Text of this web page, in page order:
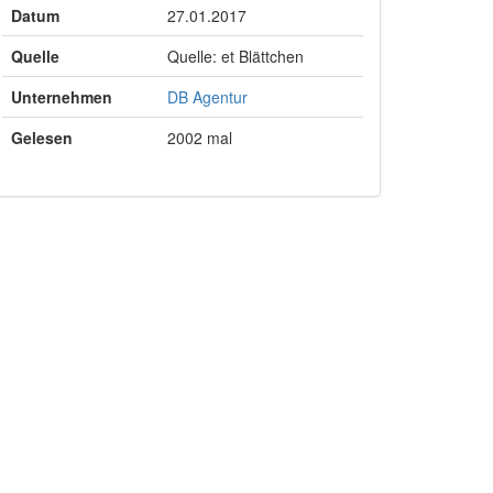
Datum
27.01.2017
Quelle
Quelle: et Blättchen
Unternehmen
DB Agentur
Gelesen
2002 mal